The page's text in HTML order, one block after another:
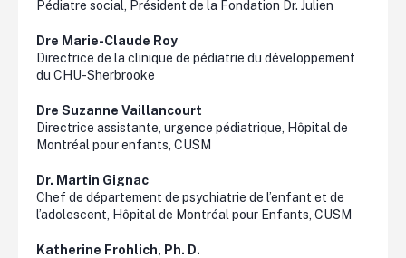
Pédiatre social, Président de la Fondation Dr. Julien
Dre Marie-Claude Roy
Directrice de la clinique de pédiatrie du développement
du CHU-Sherbrooke
Dre Suzanne Vaillancourt
Directrice assistante, urgence pédiatrique, Hôpital de
Montréal pour enfants, CUSM
Dr. Martin Gignac
Chef de département de psychiatrie de l’enfant et de
l’adolescent, Hôpital de Montréal pour Enfants, CUSM
Katherine Frohlich, Ph. D.